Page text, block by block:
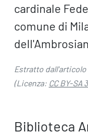
cardinale
comune di
Estratto
(Licenza: CC BY-SA
Biblioteca